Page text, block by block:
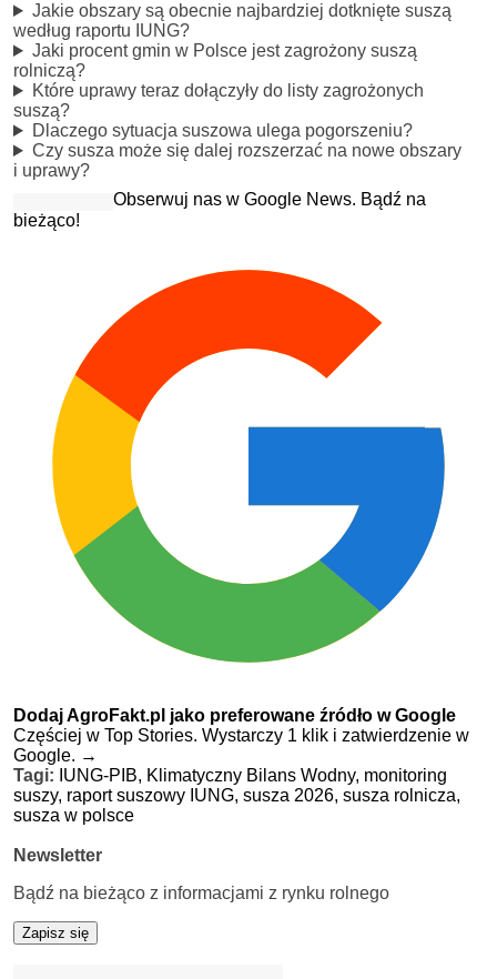
Jakie obszary są obecnie najbardziej dotknięte suszą
według raportu IUNG?
Jaki procent gmin w Polsce jest zagrożony suszą
rolniczą?
Które uprawy teraz dołączyły do listy zagrożonych
suszą?
Dlaczego sytuacja suszowa ulega pogorszeniu?
Czy susza może się dalej rozszerzać na nowe obszary
i uprawy?
Obserwuj nas w Google News. Bądź na
bieżąco!
Dodaj AgroFakt.pl jako preferowane źródło w Google
Częściej w Top Stories. Wystarczy 1 klik i zatwierdzenie w
Google. →
Tagi: IUNG-PIB, Klimatyczny Bilans Wodny, monitoring
suszy, raport suszowy IUNG, susza 2026, susza rolnicza,
susza w polsce
Newsletter
Bądź na bieżąco z informacjami z rynku rolnego
Zapisz się